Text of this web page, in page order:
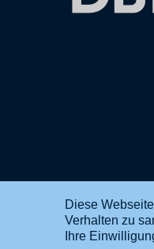
EN
Diese
Verhalten zu
Ihre